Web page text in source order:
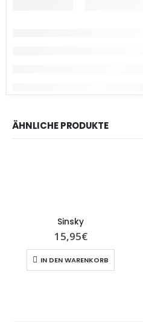
ÄHNLICHE PRODUKTE
Sinsky
15,95€
IN DEN WARENKORB